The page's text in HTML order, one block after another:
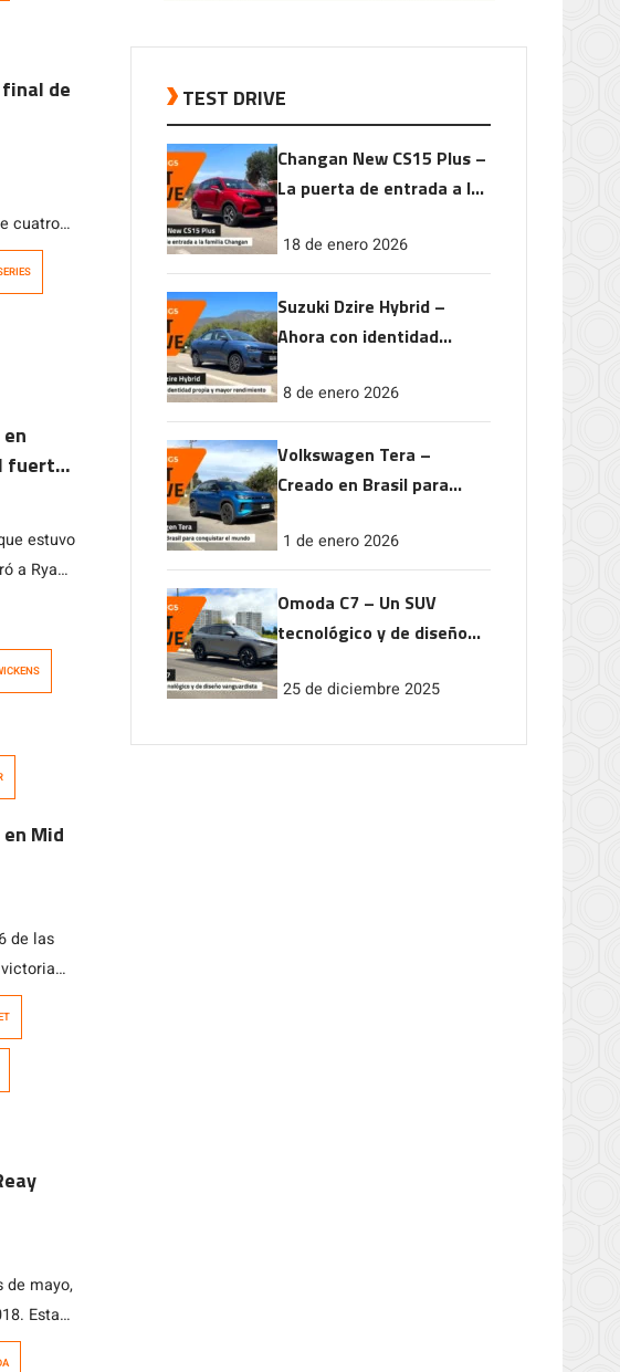
de
cuatro
fuerte
estuvo
a Ryan
los
Mid
de las
se
de mayo,
Esta
Isle.
TEST DRIVE
Changan New CS15 Plus –
La puerta de entrada a la
18 de enero 2026
Suzuki Dzire Hybrid –
Ahora con identidad
rendimiento
8 de enero 2026
Volkswagen Tera –
Creado en Brasil para
1 de enero 2026
Omoda C7 – Un SUV
tecnológico y de diseño
25 de diciembre 2025